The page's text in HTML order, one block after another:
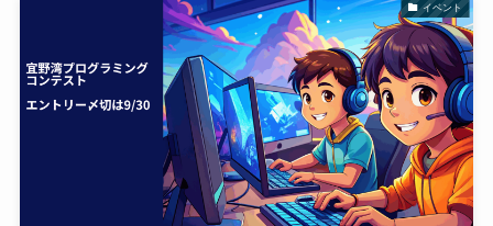
イベント